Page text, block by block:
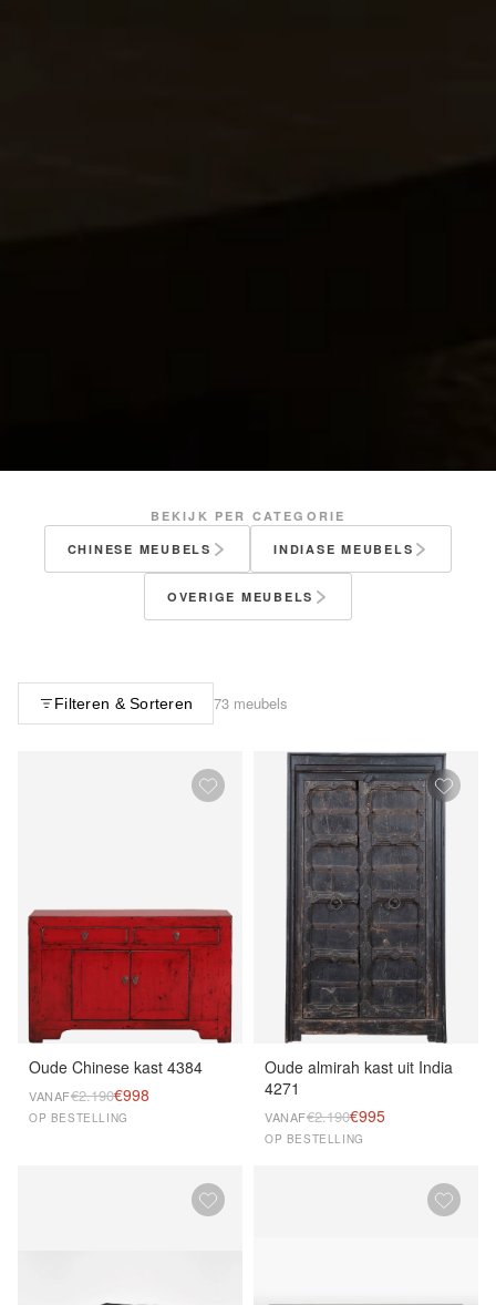
BEKIJK PER CATEGORIE
CHINESE MEUBELS
INDIASE MEUBELS
OVERIGE MEUBELS
Filteren & Sorteren 73 meubels
Oude Chinese kast 4384
VANAF€2.190€998
OP BESTELLING
Oude almirah kast uit India
4271
VANAF€2.190€995
OP BESTELLING